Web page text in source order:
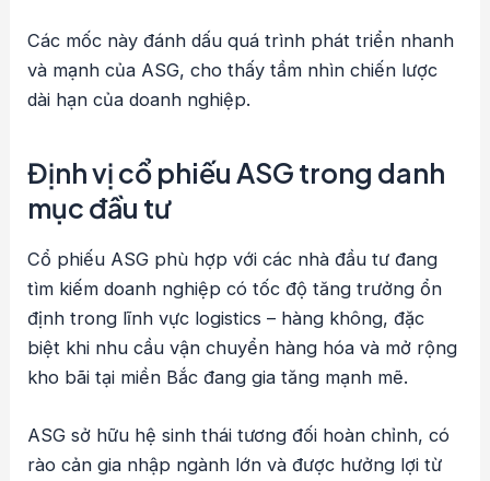
Các mốc này đánh dấu quá trình phát triển nhanh
và mạnh của ASG, cho thấy tầm nhìn chiến lược
dài hạn của doanh nghiệp.
Định vị cổ phiếu ASG trong danh
mục đầu tư
Cổ phiếu ASG phù hợp với các nhà đầu tư đang
tìm kiếm doanh nghiệp có tốc độ tăng trưởng ổn
định trong lĩnh vực logistics – hàng không, đặc
biệt khi nhu cầu vận chuyển hàng hóa và mở rộng
kho bãi tại miền Bắc đang gia tăng mạnh mẽ.
ASG sở hữu hệ sinh thái tương đối hoàn chỉnh, có
rào cản gia nhập ngành lớn và được hưởng lợi từ